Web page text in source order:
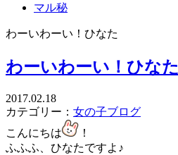
マル秘
わーいわーい！ひなた
わーいわーい！ひなた
2017.02.18
カテゴリー： 女の子ブログ
こんにちは
！
ふふふ、ひなたですよ♪